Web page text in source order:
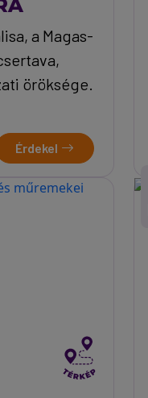
a Magas-
öröksége.
Érdekel